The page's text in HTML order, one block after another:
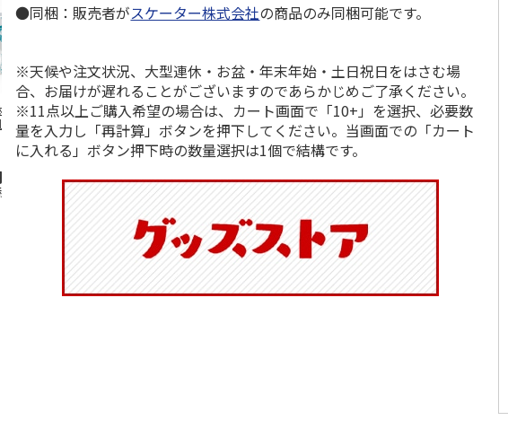
郎 マグ
太郎・き
べヱ・山
)
抗菌食洗機対応 ふ
わっと弁当箱 530ml
水森亜土 PF…
1,760円
(送料別・税込)
マスコット入りドリ
ンクボトル ハロー
キティ PSPR5MC
3,300円
(送料別・税込)
陶器ダイカットマグ
カップ ポムポムプ
リン CHMGD4
2,970円
(送料別・税込)
コーデュロイ生地ラ
ンチバッグ ハロー
キティ KCOB2
2,200円
(送料別・税込)
●同梱：販売者がスケーター株式会社の商品のみ同梱可能です。
※天候や注文状況、大型連休・お盆・年末年始・土日祝日をはさむ場
合、お届けが遅れることがございますのであらかじめご了承ください。
※11点以上ご購入希望の場合は、カート画面で「10+」を選択、必要数
量を入力し「再計算」ボタンを押下してください。当画面での「カート
に入れる」ボタン押下時の数量選択は1個で結構です。